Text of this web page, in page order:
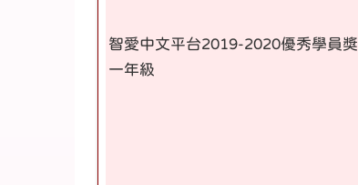
智愛中文平台2019-2020優秀學員獎
一年級